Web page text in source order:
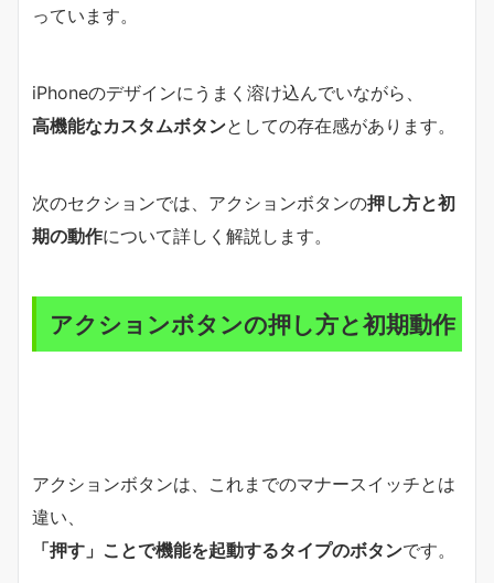
っています。
iPhoneのデザインにうまく溶け込んでいながら、
高機能なカスタムボタンとしての存在感があります。
次のセクションでは、アクションボタンの押し方と初
期の動作について詳しく解説します。
アクションボタンの押し方と初期動作
アクションボタンは、これまでのマナースイッチとは
違い、
「押す」ことで機能を起動するタイプのボタンです。